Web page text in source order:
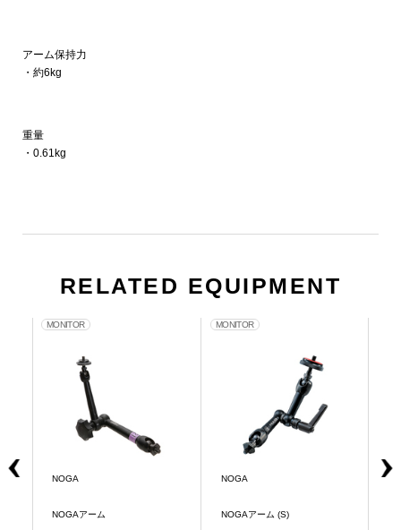
アーム保持力
・約6kg
重量
・0.61kg
RELATED EQUIPMENT
MONITOR
NOGA
NOGAアーム
MONITOR
NOGA
NOGAアーム (S)